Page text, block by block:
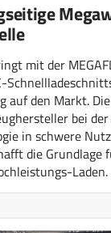
mit der
auf den Markt.
bei
in schwere
die Grundlage
Laden.